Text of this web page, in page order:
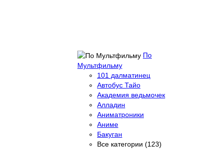
По
Мультфильму
101 далматинец
Автобус Тайо
Академия ведьмочек
Алладин
Аниматроники
Аниме
Бакуган
Все категории (123)